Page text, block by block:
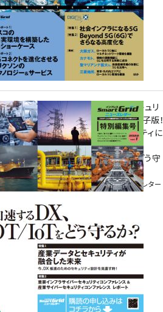
重要インフラサイバーセキュリ
ティコンファレンス特別電子版！
― 産業サイバーセキュリティに
関わる全ての方へ！ ―
加速するDX、OT/IoTをどう守
るか？
インプレス SmartGridニューズレター